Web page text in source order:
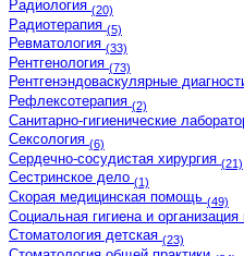
Радиология (20)
Радиотерапия (5)
Ревматология (33)
Рентгенология (73)
Рентгенэндоваскулярные
Рефлексотерапия (2)
Санитарно-гигиенические
Сексология (6)
Сердечно-сосудистая хирургия (21)
Сестринское дело (1)
Скорая медицинская помощь (49)
Социальная гигиена и
Стоматология детская (23)